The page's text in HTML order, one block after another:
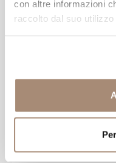
con altre informazioni
raccolto dal suo